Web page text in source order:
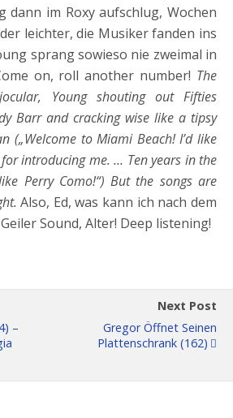
dann im Roxy aufschlug, Wochen
leichter, die Musiker fanden ins
sprang sowieso nie zweimal in
on, roll another number! The
Young shouting out Fifties
Barr and cracking wise like a tipsy
(„Welcome to Miami Beach! I’d like
introducing me. … Ten years in the
Perry Como!“) But the songs are
Also, Ed, was kann ich nach dem
Sound, Alter! Deep listening!
–
Next Post
Gregor Öffnet Seinen
Plattenschrank (162)